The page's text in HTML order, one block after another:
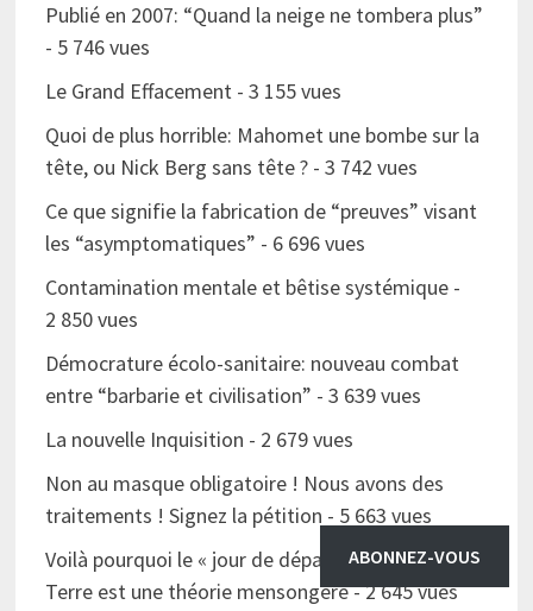
Publié en 2007: “Quand la neige ne tombera plus”
- 5 746 vues
Le Grand Effacement- 3 155 vues
Quoi de plus horrible: Mahomet une bombe sur la
tête, ou Nick Berg sans tête ?- 3 742 vues
Ce que signifie la fabrication de “preuves” visant
les “asymptomatiques” - 6 696 vues
Contamination mentale et bêtise systémique-
2 850 vues
Démocrature écolo-sanitaire: nouveau combat
entre “barbarie et civilisation” - 3 639 vues
La nouvelle Inquisition - 2 679 vues
Non au masque obligatoire ! Nous avons des
traitements ! Signez la pétition - 5 663 vues
Voilà pourquoi le « jour de dépassement » de la
Terre est une théorie mensongère- 2 645 vues
ABONNEZ-VOUS